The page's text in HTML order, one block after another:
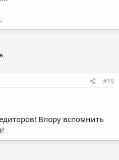
#19
Впору вспомнить